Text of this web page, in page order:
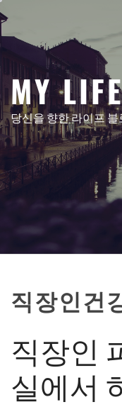
텐
건
뛰
기
MY
당신을 향한 라이프 블
직장인건
직장인
실에서